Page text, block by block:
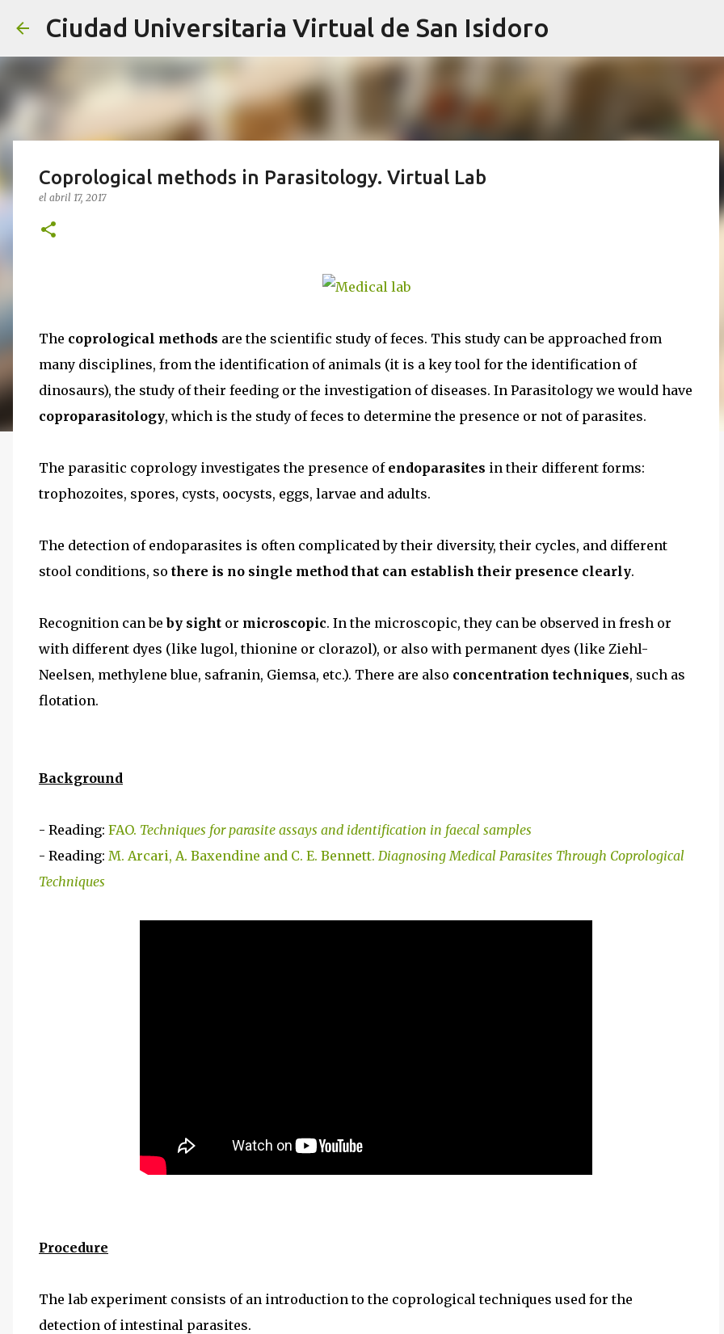
Ir al contenido principal
Ciudad Universitaria Virtual de San Isidoro
Coprological methods in Parasitology. Virtual Lab
el abril 17, 2017
The coprological methods are the scientific study of feces. This study can be approached from
many disciplines, from the identification of animals (it is a key tool for the identification of
dinosaurs), the study of their feeding or the investigation of diseases. In Parasitology we would have
coproparasitology, which is the study of feces to determine the presence or not of parasites.
The parasitic coprology investigates the presence of endoparasites in their different forms:
trophozoites, spores, cysts, oocysts, eggs, larvae and adults.
The detection of endoparasites is often complicated by their diversity, their cycles, and different
stool conditions, so there is no single method that can establish their presence clearly.
Recognition can beby sight or microscopic. In the microscopic, they can be observed in fresh or
with different dyes (like lugol, thionine or clorazol), or also with permanent dyes (like Ziehl-
Neelsen, methylene blue, safranin, Giemsa, etc.). There are also concentration techniques, such as
flotation.
Background
- Reading: FAO. Techniques for parasite assays and identification in faecal samples
- Reading: M. Arcari, A. Baxendine and C. E. Bennett. Diagnosing Medical Parasites Through Coprological
Techniques
Procedure
The lab experiment consists of an introduction to the coprological techniques used for the
detection of intestinal parasites.